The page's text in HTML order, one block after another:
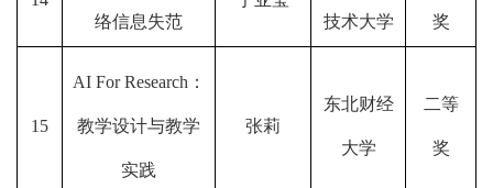
络信息失范
技术大学
奖
15
AI For Research：
教学设计与教学
实践
张莉
东北财经
大学
二等
奖